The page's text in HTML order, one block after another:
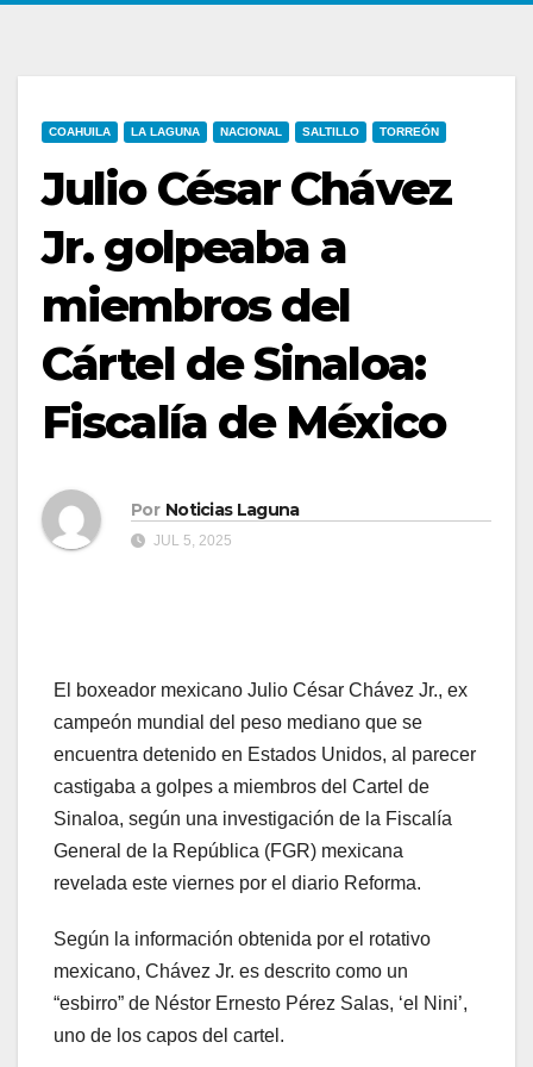
COAHUILA LA LAGUNA NACIONAL SALTILLO TORREÓN
Julio César Chávez
Jr. golpeaba a
miembros del
Cártel de Sinaloa:
Fiscalía de México
Por Noticias Laguna
JUL 5, 2025
El boxeador mexicano Julio César Chávez Jr., ex
campeón mundial del peso mediano que se
encuentra detenido en Estados Unidos, al parecer
castigaba a golpes a miembros del Cartel de
Sinaloa, según una investigación de la Fiscalía
General de la República (FGR) mexicana
revelada este viernes por el diario Reforma.
Según la información obtenida por el rotativo
mexicano, Chávez Jr. es descrito como un
“esbirro” de Néstor Ernesto Pérez Salas, ‘el Nini’,
uno de los capos del cartel.